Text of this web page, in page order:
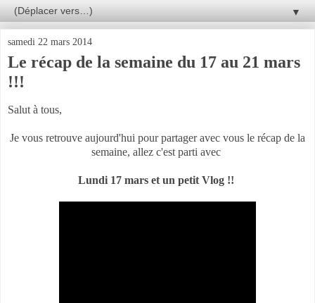
▼
samedi 22 mars 2014
Le récap de la semaine du 17 au 21 mars
!!!
Salut à tous,
Je vous retrouve aujourd'hui pour partager avec vous le récap de la
semaine, allez c'est parti avec
Lundi 17 mars et un petit Vlog !!